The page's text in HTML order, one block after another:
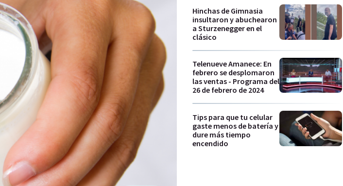
Hinchas de Gimnasia
insultaron y abuchearon
a Sturzenegger en el
clásico
Telenueve Amanece: En
febrero se desplomaron
las ventas - Programa del
26 de febrero de 2024
Tips para que tu celular
gaste menos de batería y
dure más tiempo
encendido